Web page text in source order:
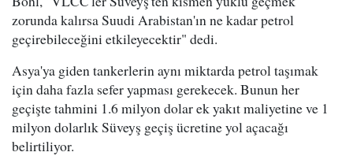
zorunda kalırsa Suudi Arabistan'ın ne kadar petrol
geçirebileceğini etkileyecektir" dedi.
Asya'ya giden tankerlerin aynı miktarda petrol taşımak
için daha fazla sefer yapması gerekecek. Bunun her
geçişte tahmini 1.6 milyon dolar ek yakıt maliyetine ve 1
milyon dolarlık Süveyş geçiş ücretine yol açacağı
belirtiliyor.